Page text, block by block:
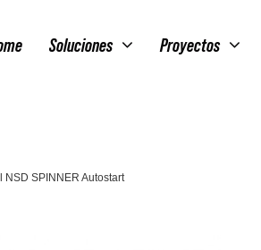
Soluciones Proyectos
NSD SPINNER Autostart